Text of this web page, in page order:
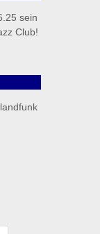
sein
Club!